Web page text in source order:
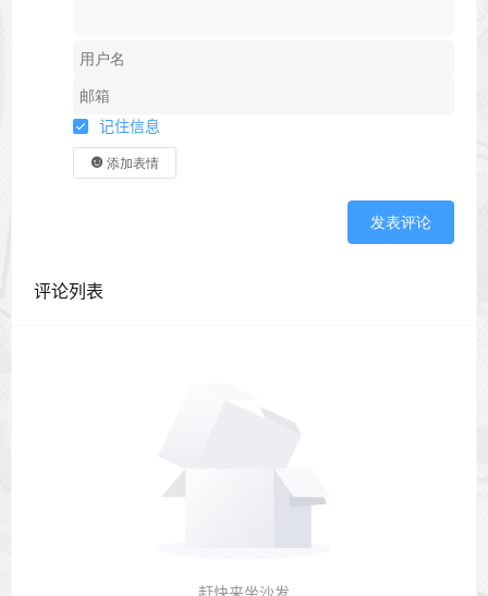
记住信息
添加表情
发表评论
评论列表